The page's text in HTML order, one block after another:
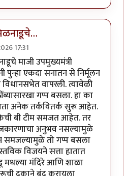
17:31
माजी उपमुख्यमंत्री
पुन्हा एकदा सनातन से निर्मूलन
वापरली. त्यावेळी
गप्प बसला. हा का
अनेक तर्कवितर्क सुरू आहेत.
बी टीम समजत आहेत. तर
अनुभव नसल्यामुळे
समजल्यामुळे तो गप्प बसला
विजयने सत्ता हातात
मधल्या मंदिरे आणि शाळा